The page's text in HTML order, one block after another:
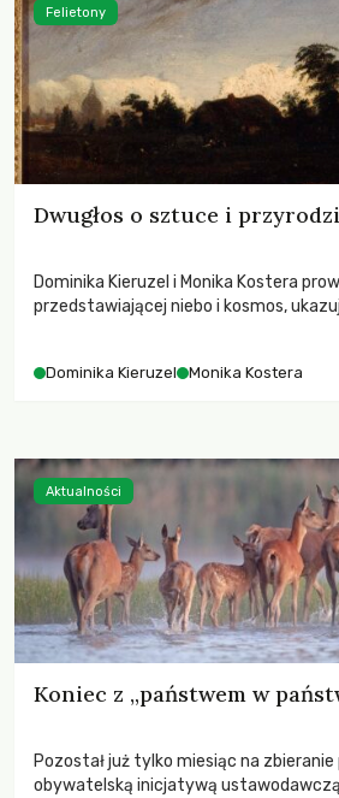
Dwugłos o sztuce i
Dominika Kieruzel i Monika Kostera
przedstawiającej niebo i kosmos,
Dominika Kieruzel Monika Kostera
Felietony
Koniec z „państwem w
Pozostał już tylko miesiąc na zbieranie
obywatelską inicjatywą
Aktualności